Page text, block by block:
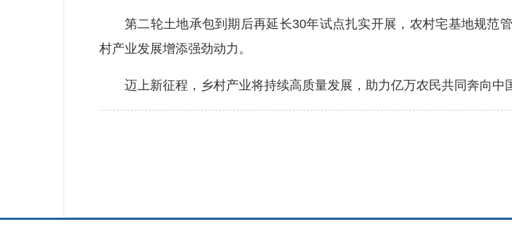
第二轮土地承包到期后再延长30年试点扎实开展，农村宅基地规范
村产业发展增添强劲动力。
迈上新征程，乡村产业将持续高质量发展，助力亿万农民共同奔向中